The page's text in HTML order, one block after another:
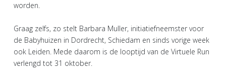
worden.
Graag zelfs, zo stelt Barbara Muller, initiatiefneemster voor
de Babyhuizen in Dordrecht, Schiedam en sinds vorige week
ook Leiden. Mede daarom is de looptijd van de Virtuele Run
verlengd tot 31 oktober.